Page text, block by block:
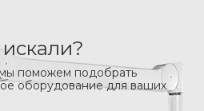
поможем подобрать
оборудование для ваших